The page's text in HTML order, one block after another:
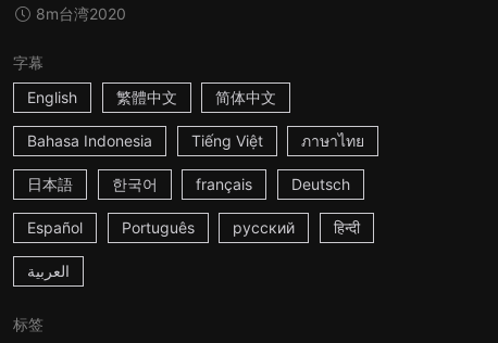
8m台湾2020
字幕
English
繁體中文 简体中文
Bahasa Indonesia Tiếng Việt ภาษาไทย
日本語 한국어 français Deutsch
Español Português русский हिन्दी
العربية
标签